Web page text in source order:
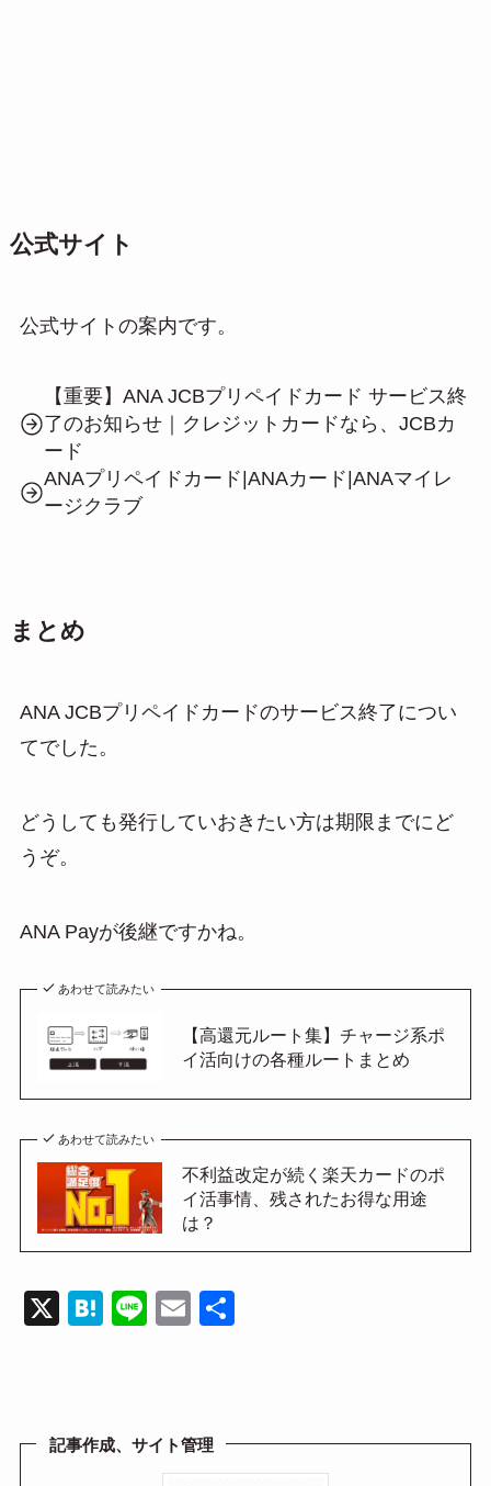
公式サイト
公式サイトの案内です。
【重要】ANA JCBプリペイドカード サービス終
了のお知らせ｜クレジットカードなら、JCBカ
ード
ANAプリペイドカード|ANAカード|ANAマイレ
ージクラブ
まとめ
ANA JCBプリペイドカードのサービス終了につい
てでした。
どうしても発行していおきたい方は期限までにど
うぞ。
ANA Payが後継ですかね。
あわせて読みたい
【高還元ルート集】チャージ系ポ
イ活向けの各種ルートまとめ
あわせて読みたい
不利益改定が続く楽天カードのポ
イ活事情、残されたお得な用途
は？
X
H
a
Li
E
記事作成、サイト管理